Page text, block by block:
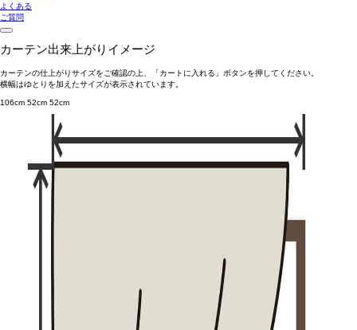
よくある
ご質問
カーテン出来上がりイメージ
カーテンの仕上がりサイズをご確認の上、「カートに入れる」ボタンを押してください。
横幅はゆとりを加えたサイズが表示されています。
106cm 52cm 52cm